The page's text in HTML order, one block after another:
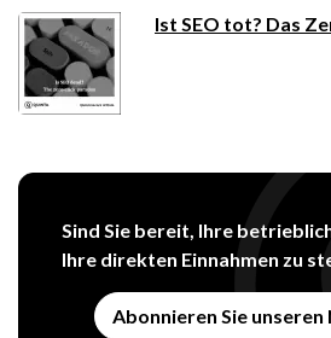
Ist SEO tot? Das
Sind Sie bereit, Ihre
Ihre direkten Einnahmen zu
Abonnieren Sie